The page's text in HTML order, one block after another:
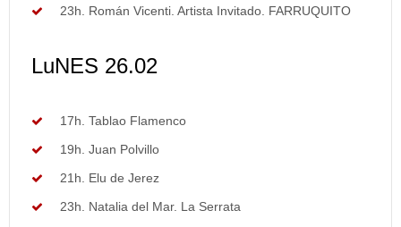
23h. Román Vicenti. Artista Invitado. FARRUQUITO
LuNES 26.02
17h. Tablao Flamenco
19h. Juan Polvillo
21h. Elu de Jerez
23h. Natalia del Mar. La Serrata